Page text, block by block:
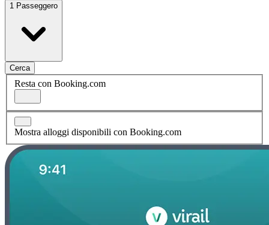
1 Passeggero
Cerca
Resta con Booking.com
Mostra alloggi disponibili con Booking.com